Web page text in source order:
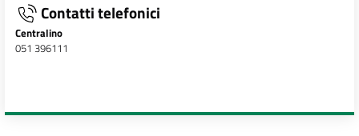
Contatti telefonici
Centralino
051 396111